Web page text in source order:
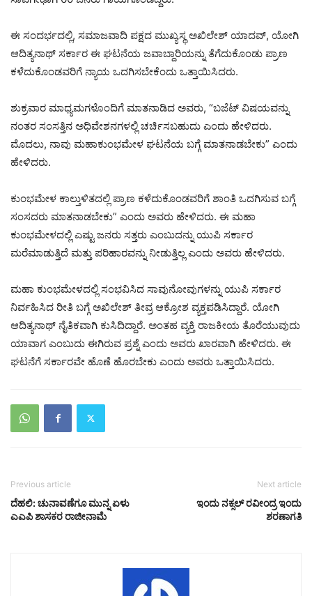
ಈ ಸಂದರ್ಭದಲ್ಲಿ, ಸಮಾಜವಾದಿ ಪಕ್ಷದ ಮುಖ್ಯಸ್ಥ ಅಖಿಲೇಶ್ ಯಾದವ್, ಯೋಗಿ
ಆದಿತ್ಯನಾಥ್ ಸರ್ಕಾರ ಈ ಘಟನೆಯ ಜವಾಬ್ದಾರಿಯನ್ನು ತೆಗೆದುಕೊಂಡು ಪ್ರಾಣ
ಕಳೆದುಕೊಂಡವರಿಗೆ ನ್ಯಾಯ ಒದಗಿಸಬೇಕೆಂದು ಒತ್ತಾಯಿಸಿದರು.
ಶುಕ್ರವಾರ ಮಾಧ್ಯಮಗಳೊಂದಿಗೆ ಮಾತನಾಡಿದ ಅವರು, “ಬಜೆಟ್ ವಿಷಯವನ್ನು
ನಂತರ ಸಂಸತ್ತಿನ ಅಧಿವೇಶನಗಳಲ್ಲಿ ಚರ್ಚಿಸಬಹುದು ಎಂದು ಹೇಳಿದರು.
ಮೊದಲು, ನಾವು ಮಹಾಕುಂಭಮೇಳ ಘಟನೆಯ ಬಗ್ಗೆ ಮಾತನಾಡಬೇಕು” ಎಂದು
ಹೇಳಿದರು.
ಕುಂಭಮೇಳ ಕಾಲ್ತುಳಿತದಲ್ಲಿ ಪ್ರಾಣ ಕಳೆದುಕೊಂಡವರಿಗೆ ಶಾಂತಿ ಒದಗಿಸುವ ಬಗ್ಗೆ
ಸಂಸದರು ಮಾತನಾಡಬೇಕು” ಎಂದು ಅವರು ಹೇಳಿದರು. ಈ ಮಹಾ
ಕುಂಭಮೇಳದಲ್ಲಿ ಎಷ್ಟು ಜನರು ಸತ್ತರು ಎಂಬುದನ್ನು ಯುಪಿ ಸರ್ಕಾರ
ಮರೆಮಾಡುತ್ತಿದೆ ಮತ್ತು ಪರಿಹಾರವನ್ನು ನೀಡುತ್ತಿಲ್ಲ ಎಂದು ಅವರು ಹೇಳಿದರು.
ಮಹಾ ಕುಂಭಮೇಳದಲ್ಲಿ ಸಂಭವಿಸಿದ ಸಾವುನೋವುಗಳನ್ನು ಯುಪಿ ಸರ್ಕಾರ
ನಿರ್ವಹಿಸಿದ ರೀತಿ ಬಗ್ಗೆ ಅಖಿಲೇಶ್ ತೀವ್ರ ಆಕ್ರೋಶ ವ್ಯಕ್ತಪಡಿಸಿದ್ದಾರೆ. ಯೋಗಿ
ಆದಿತ್ಯನಾಥ್ ನೈತಿಕವಾಗಿ ಕುಸಿದಿದ್ದಾರೆ. ಅಂತಹ ವ್ಯಕ್ತಿ ರಾಜಕೀಯ ತೊರೆಯುವುದು
ಯಾವಾಗ ಎಂಬುದು ಈಗಿರುವ ಪ್ರಶ್ನೆ ಎಂದು ಅವರು ಖಾರವಾಗಿ ಹೇಳಿದರು. ಈ
ಘಟನೆಗೆ ಸರ್ಕಾರವೇ ಹೊಣೆ ಹೊರಬೇಕು ಎಂದು ಅವರು ಒತ್ತಾಯಿಸಿದರು.
Previous article
ದೆಹಲಿ: ಚುನಾವಣೆಗೂ ಮುನ್ನ ಏಳು
ಎಎಪಿ ಶಾಸಕರ ರಾಜೀನಾಮೆ
Next article
ಇಂದು ನಕ್ಸಲ್ ರವೀಂದ್ರ ಇಂದು
ಶರಣಾಗತಿ